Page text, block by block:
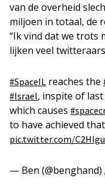
van de overheid
miljoen in totaal, de
“Ik vind dat we trots
lijken veel
#SpaceIL reaches the
#Israel, inspite of
which causes
to have achieved
pic.twitter.com/
— Ben (@benghand)